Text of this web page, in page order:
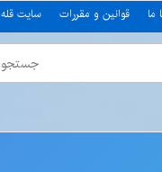
ما قوانین و مقررات سایت قله